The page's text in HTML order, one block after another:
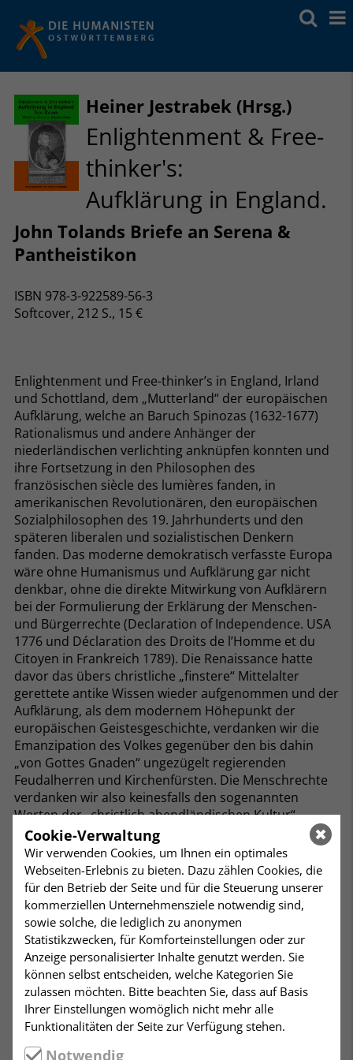
Heiner Jestrabek (Hrsg.)
Enlightenment & Free-
thinker's:
Aufklärung in England.
John Tolands Briefe an Serena &
Pantheistikon
ISBN 978-3-922589-56-3
Softcover, 212 S., 15 €
Enlightenment und Free-thinker’s in England, Irland
und Schottland, dem „Mutterland“ der europäischen
Aufklärung, welche an Baruch Spinozas (1632-1677)
Rationalismus und andere Anhänger der
niederländischen verlichting anknüpfen konnten und
ihre Fortsetzung in den Philosophen des
französischen siècle des lumières fanden, in
amerikanischen Revolutionären, den europäischen
Sozialphilosophen des 19. Jahrhunderts und den
späteren liberalen und sozialistischen Denkern
fanden. Das moderne demokratisch verfasste Europa
wäre ohne Humanismus und Aufklärung gar nicht
denkbar, ohne die direkte Mitwirkung von Aufklärern
bei der Formulierung der Erklärung der Menschen-
und Bürgerrechte (Declaration of Independence. USA
1776 und Déclaration des Droits de l’Homme et du
Citoyen in Frankreich 1789). Die Renaissance hatte
davor das übers christliche „finstere“ Mittelalter
gerettete antike Wissen wieder aufgenommen und der
Aufklärung, als dem modernem Höhepunkt der
europäischen Geistesgeschichte, verdanken wir die
Emanzipation des Volkes gegenüber den bis dahin
„von Gottes Gnaden“ ungezügelt regierenden
Feudalherren und Kirchenfürsten. Die Menschrechte
verdanken wir also keinesfalls den sogenannten
Werten der „christlich abendländischen Kultur“,
sondern erst deren schrittweisen Überwindung. Die
Aufklärung wurde zum Wegbereiter bürgerlicher
Revolutionen und der dadurch errungenen Freiheits-
und Menschenrechte. All dies musste gegen den
heftigsten Widerstand des ancien régime hart
erkämpft werden und sind bis heute die anerkannten
Werte, die es zu verteidigen gilt. Der vorliegende Band
führt in eine ganze Epoche ein, in die Vorgeschichte,
die eigentliche heterogene Aufklärungsliteratur der
Zeit zwischen den großen bürgerlichen Revolutionen
des 17. und 18. Jahrhunderts in England und
Frankreich, porträtiert die wichtigsten Protagonisten
und gibt einen Ausblick auf die Nachwirkungen. Der
Cookie-Verwaltung
Wir verwenden Cookies, um Ihnen ein optimales
Webseiten-Erlebnis zu bieten. Dazu zählen Cookies, die
für den Betrieb der Seite und für die Steuerung unserer
kommerziellen Unternehmensziele notwendig sind,
sowie solche, die lediglich zu anonymen
Statistikzwecken, für Komforteinstellungen oder zur
Anzeige personalisierter Inhalte genutzt werden. Sie
können selbst entscheiden, welche Kategorien Sie
zulassen möchten. Bitte beachten Sie, dass auf Basis
Ihrer Einstellungen womöglich nicht mehr alle
Funktionalitäten der Seite zur Verfügung stehen.
Notwendig